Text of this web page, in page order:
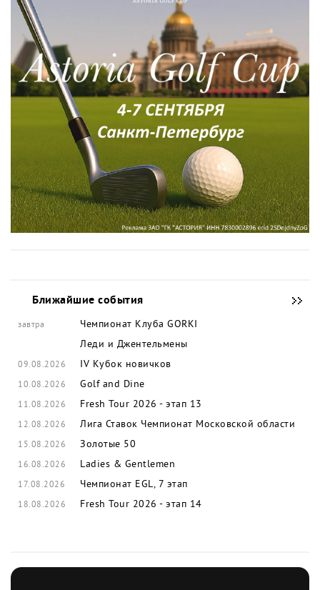
Ближайшие события
завтра
Чемпионат Клуба GORKI
Леди и Джентельмены
09.08.2026 IV Кубок новичков
10.08.2026 Golf and Dine
11.08.2026 Fresh Tour 2026 - этап 13
12.08.2026 Лига Ставок Чемпионат Московской области
15.08.2026 Золотые 50
16.08.2026 Ladies & Gentlemen
17.08.2026 Чемпионат EGL, 7 этап
18.08.2026 Fresh Tour 2026 - этап 14